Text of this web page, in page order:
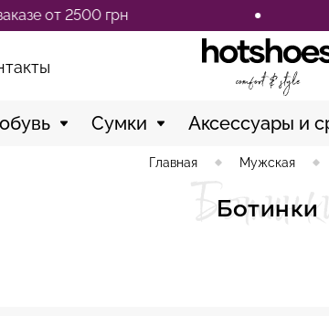
Бесплатная
Сумки Аксессуары и
Главная Мужская
Ботинки
Ботинки